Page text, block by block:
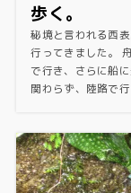
歩く。
秘境と言われる西
行ってきました。
で行き、さらに船
関わらず、陸路で